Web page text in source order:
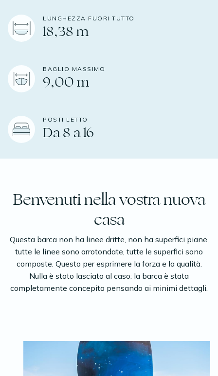
LUNGHEZZA FUORI TUTTO
18,38 m
BAGLIO MASSIMO
9,00 m
POSTI LETTO
Da 8 a 16
Benvenuti nella vostra nuova
casa
Questa barca non ha linee dritte, non ha superfici piane,
tutte le linee sono arrotondate, tutte le superfici sono
composte. Questo per esprimere la forza e la qualità.
Nulla è stato lasciato al caso: la barca è stata
completamente concepita pensando ai minimi dettagli.